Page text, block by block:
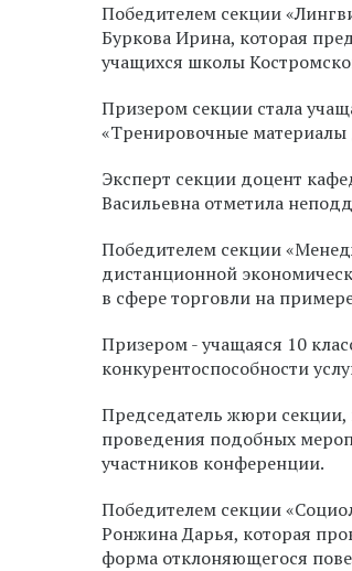
Победителем секции
Буркова Ирина, которая
учащихся школы
Призером секции стала
«Тренировочные материалы
Эксперт секции доцент
Васильевна отметила
Победителем секции
дистанционной
в сфере торговли на
Призером - учащаяся 10
конкурентоспособности
Председатель жюри секции,
проведения подобных
участников конференции.
Победителем секции
Ронжина Дарья, которая
форма отклоняющегося